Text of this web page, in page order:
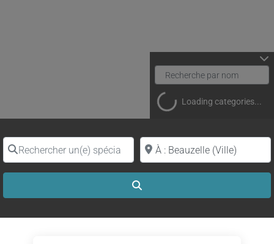
Loading categories...
Rechercher un(e) spécialiste par nomProche de (ville ou région)